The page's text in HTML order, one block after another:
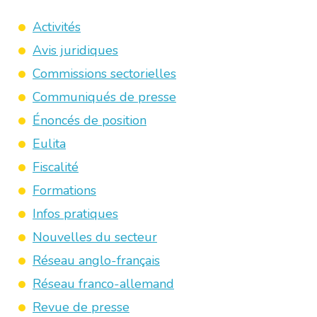
Activités
Avis juridiques
Commissions sectorielles
Communiqués de presse
Énoncés de position
Eulita
Fiscalité
Formations
Infos pratiques
Nouvelles du secteur
Réseau anglo-français
Réseau franco-allemand
Revue de presse